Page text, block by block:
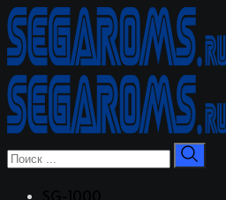
Перейти
к
контенту